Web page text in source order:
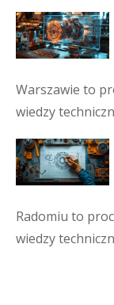
Warszawie to
wiedzy
Radomiu to
wiedzy